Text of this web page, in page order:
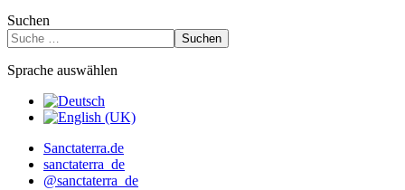
Suchen
Suchen
Sprache auswählen
Sanctaterra.de
sanctaterra_de
@sanctaterra_de